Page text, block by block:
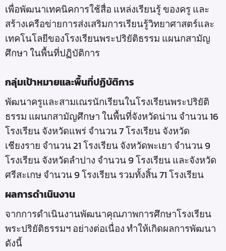
เพื่อพัฒนาเทคนิคการใช้สื่อ แหล่งเรียนรู้ ของครู และ
สร้างเครือข่ายการส่งเสริมการเรียนรู้วิทยาศาสตร์และ
เทคโนโลยีของโรงเรียนพระปริยัติธรรม แผนกสามัญ
ศึกษา ในพื้นที่ปฏิบัติการ
กลุ่มเป้าหมายและพื้นที่ปฏิบัติการ
พัฒนาครูและสามเณรนักเรียนในโรงเรียนพระปริยัติ
ธรรม แผนกสามัญศึกษา ในพื้นที่จังหวัดน่าน จำนวน 16
โรงเรียน จังหวัดแพร่ จำนวน 7 โรงเรียน จังหวัด
เชียงราย จำนวน 21 โรงเรียน จังหวัดพะเยา จำนวน 9
โรงเรียน จังหวัดลำปาง จำนวน 9 โรงเรียน และจังหวัด
ศรีสะเกษ จำนวน 9 โรงเรียน รวมทั้งสิ้น 71 โรงเรียน
ผลการดำเนินงาน
จากการดำเนินงานพัฒนาคุณภาพการศึกษาโรงเรียน
พระปริยัติธรรมฯ อย่างต่อเนื่อง ทำให้เกิดผลการพัฒนา
ดังนี้